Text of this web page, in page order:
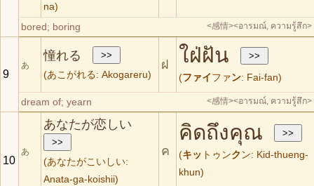
na)
bored; boring <感情><อารมณ์, ความรู้สึก>
9
あ
憧れる
(あこがれる: Akogareru)
ฝ ใฝ่ฝัน
(ファイ ファン: Fai-fan)
dream of; yearn <感情><อารมณ์, ความรู้สึก>
10
あ
あなたが恋しい
(あなたがこいしい:
Anata-ga-koishii)
ค
คิดถึงคุณ
(キッ トゥンク ン: Kid-thueng-
khun)